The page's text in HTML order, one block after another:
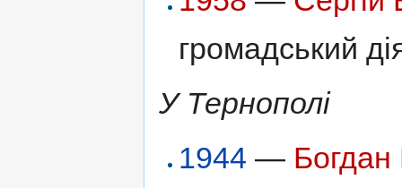
громадський
У Тернополі
1944 —